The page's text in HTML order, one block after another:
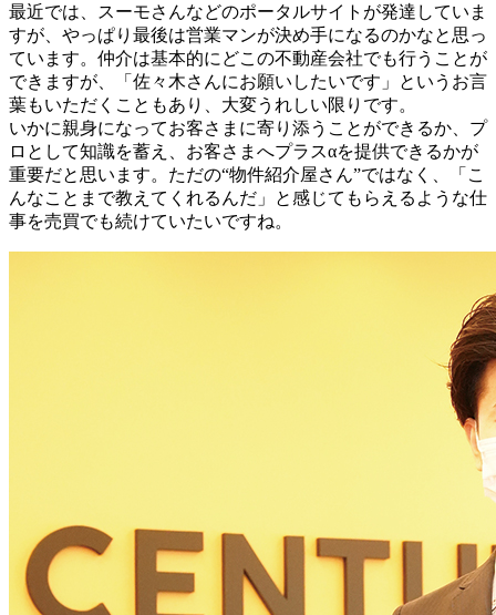
最近では、スーモさんなどのポータルサイトが発達していま
すが、やっぱり最後は営業マンが決め手になるのかなと思っ
ています。仲介は基本的にどこの不動産会社でも行うことが
できますが、「佐々木さんにお願いしたいです」というお言
葉もいただくこともあり、大変うれしい限りです。
いかに親身になってお客さまに寄り添うことができるか、プ
ロとして知識を蓄え、お客さまへプラスαを提供できるかが
重要だと思います。ただの“物件紹介屋さん”ではなく、「こ
んなことまで教えてくれるんだ」と感じてもらえるような仕
事を売買でも続けていたいですね。